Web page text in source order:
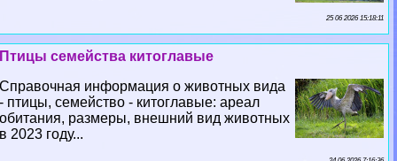
25 06 2026 15:18:11
Птицы семейства китоглавые
Справочная информация о животных вида
- птицы, семейство - китоглавые: ареал
обитания, размеры, внешний вид животных
в 2023 году...